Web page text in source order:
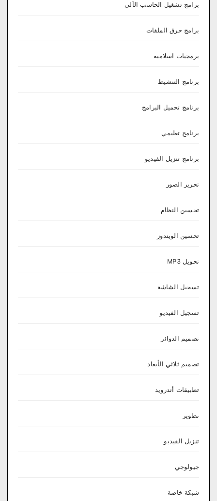
برامج تشغيل الحاسب الآلي
برامج حرق الملفات
برمجيات اسلامية
برنامج التنشيط
برنامج تحميل البرامج
برنامج تعليمي
برنامج تنزيل الفيديو
تحرير الصور
تحسين النظام
تحسين الويندوز
تحويل MP3
تسجيل الشاشة
تسجيل الفيديو
تصميم الدوائر
تصميم ثلاثي الأبعاد
تطبيقات أندرويد
تطوير
تنزيل الفيديو
جيولوجي
شبكة خاصة